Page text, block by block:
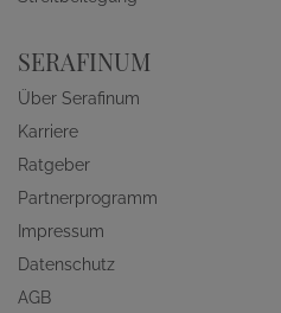
SERAFINUM
Über Serafinum
Karriere
Ratgeber
Partnerprogramm
Impressum
Datenschutz
AGB